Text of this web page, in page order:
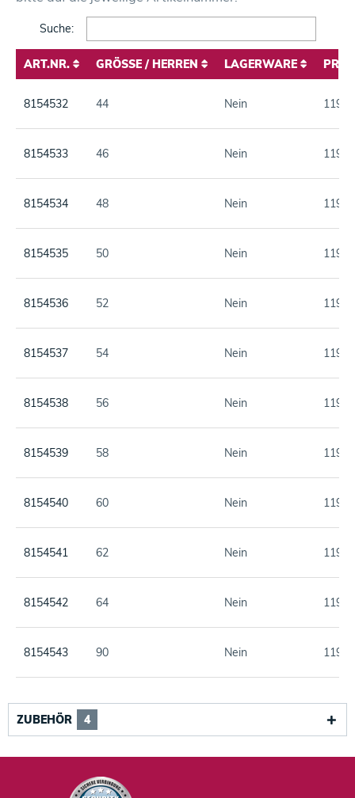
Search:
ART.NR. GRÖSSE / HERREN LAGERWARE
8154532
44 Nein
8154533 46 Nein
8154534 48 Nein
8154535 50 Nein
8154536 52 Nein
8154537 54 Nein
8154538 56 Nein
8154539 58 Nein
8154540 60 Nein
8154541 62 Nein
8154542 64 Nein
8154543 90 Nein
8154544 94 Nein
ZUBEHÖR 4